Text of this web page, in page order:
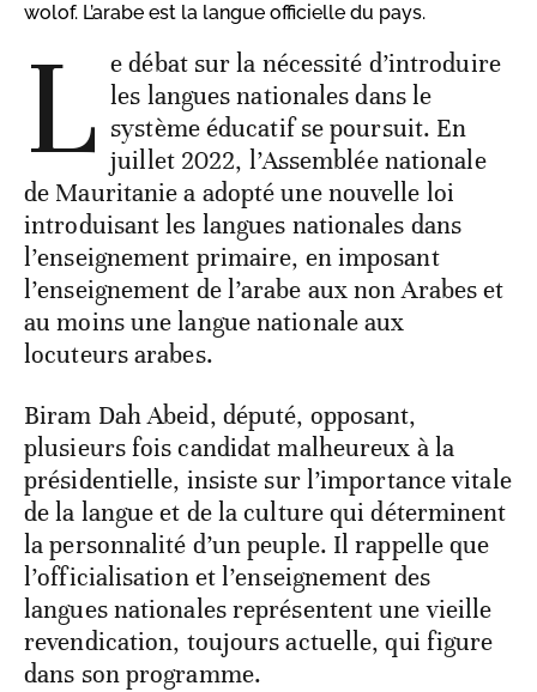
wolof. L’arabe est la langue officielle du pays.
L e débat sur la nécessité d’introduire
les langues nationales dans le
système éducatif se poursuit. En
juillet 2022, l’Assemblée nationale
de Mauritanie a adopté une nouvelle loi
introduisant les langues nationales dans
l’enseignement primaire, en imposant
l’enseignement de l’arabe aux non Arabes et
au moins une langue nationale aux
locuteurs arabes.
Biram Dah Abeid, député, opposant,
plusieurs fois candidat malheureux à la
présidentielle, insiste sur l’importance vitale
de la langue et de la culture qui déterminent
la personnalité d’un peuple. Il rappelle que
l’officialisation et l’enseignement des
langues nationales représentent une vieille
revendication, toujours actuelle, qui figure
dans son programme.